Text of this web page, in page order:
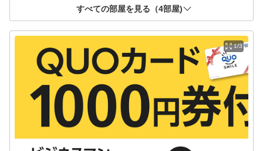
すべての部屋を見る（4部屋)
1/3